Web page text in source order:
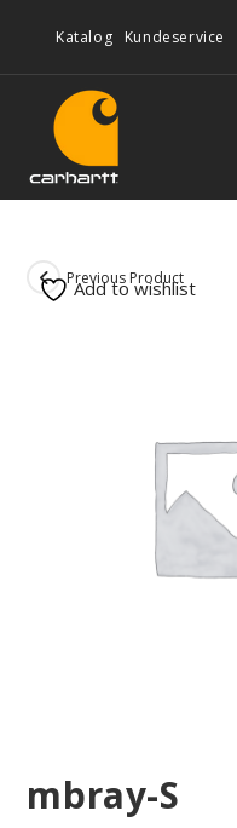
Katalog Kundeservice
Previous Product
mbray-S
Add to wishlist